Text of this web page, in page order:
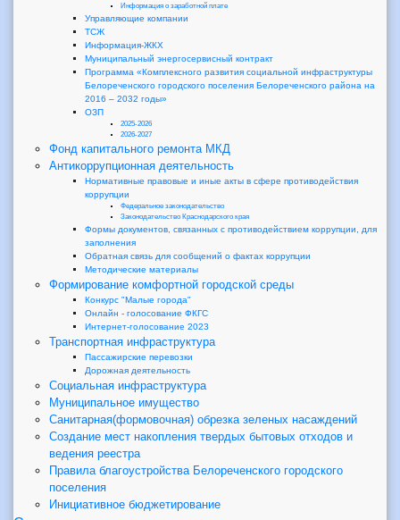
Информация о заработной плате
Управляющие компании
ТСЖ
Информация-ЖКХ
Муниципальный энергосервисный контракт
Программа «Комплексного развития социальной инфраструктуры
Белореченского городского поселения Белореченского района на
2016 – 2032 годы»
ОЗП
2025-2026
2026-2027
Фонд капитального ремонта МКД
Антикоррупционная деятельность
Нормативные правовые и иные акты в сфере противодействия
коррупции
Федеральное законодательство
Законодательство Краснодарского края
Формы документов, связанных с противодействием коррупции, для
заполнения
Обратная связь для сообщений о фактах коррупции
Методические материалы
Формирование комфортной городской среды
Конкурс "Малые города"
Онлайн - голосование ФКГС
Интернет-голосование 2023
Транспортная инфраструктура
Пассажирские перевозки
Дорожная деятельность
Социальная инфраструктура
Муниципальное имущество
Санитарная(формовочная) обрезка зеленых насаждений
Создание мест накопления твердых бытовых отходов и
ведения реестра
Правила благоустройства Белореченского городского
поселения
Инициативное бюджетирование